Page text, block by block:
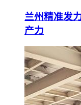
兰州精准发
产力